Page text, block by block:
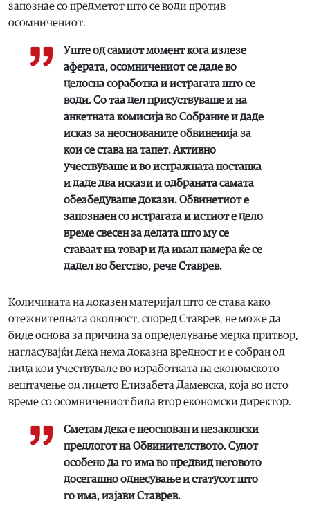
запознае со предметот што се води против
осомничениот.
Уште од самиот момент кога излезе
аферата, осомничениот се даде во
целосна соработка и истрагата што се
води. Со таа цел присуствуваше и на
анкетната комисија во Собрание и даде
исказ за неоснованите обвиненија за
кои се става на тапет. Активно
учествуваше и во истражната постапка
и даде два искази и одбранатa самата
обезбедуваше докази. Обвинетиот е
запознаен со истрагата и истиот е цело
време свесен за делата што му се
ставаат на товар и да имал намера ќе се
дадел во бегство, рече Ставрев.
Количината на доказен материјал што се става како
отежнителната околност, според Ставрев, не може да
биде основа за причина за определување мерка притвор,
нагласувајќи дека нема доказна вредност и е собран од
лица кои учествувале во изработката на економското
вештачење од лицето Елизабета Дамевска, која во исто
време со осомничениот била втор економски директор.
Сметам дека е неоснован и незаконски
предлогот на Обвинителството. Судот
особено да го има вo предвид неговото
досегашно однесување и статусот што
го има, изјави Ставрев.